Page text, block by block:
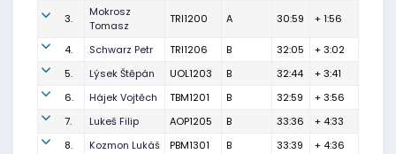
3.
Mokrosz
Tomasz
TRI1200 A 30:59 + 1:56
4. Schwarz Petr TRI1206 B 32:05
+ 3:02
5.
Lýsek Štěpán UOL1203 B 32:44
+ 3:41
6.
Hájek Vojtěch TBM1201 B 32:59
+ 3:56
7.
Lukeš Filip AOP1205 B 33:36
+ 4:33
8.
Kozmon Lukáš PBM1301 B 33:39
+ 4:36